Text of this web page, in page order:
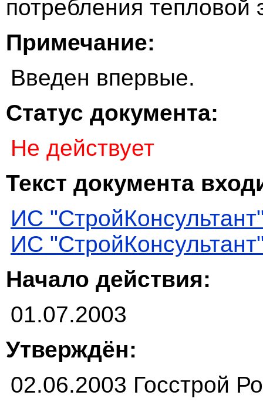
потребления тепловой
Примечание:
Введен впервые.
Статус документа:
Не действует
Текст документа
ИС
ИС
Начало действия:
01.07.2003
Утверждён:
02.06.2003 Госстрой